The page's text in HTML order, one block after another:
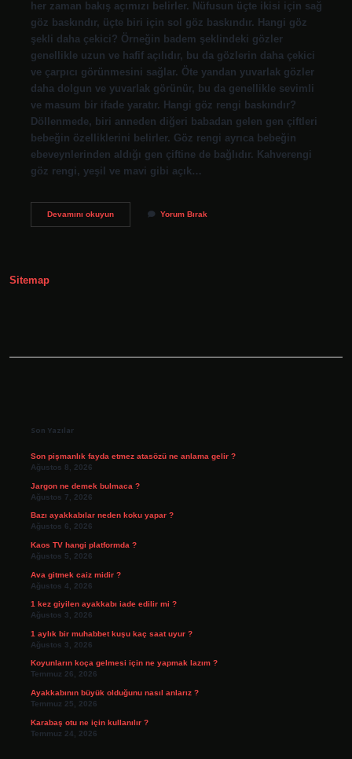
her zaman bakış açımızı belirler. Nüfusun üçte ikisi için sağ
göz baskındır, üçte biri için sol göz baskındır. Hangi göz
şekli daha çekici? Örneğin badem şeklindeki gözler
genellikle uzun ve hafif açılıdır, bu da gözlerin daha çekici
ve çarpıcı görünmesini sağlar. Öte yandan yuvarlak gözler
daha dolgun ve yuvarlak görünür, bu da genellikle sevimli
ve masum bir ifade yaratır. Hangi göz rengi baskındır?
Döllenmede, biri anneden diğeri babadan gelen gen çiftleri
bebeğin özelliklerini belirler. Göz rengi ayrıca bebeğin
ebeveynlerinden aldığı gen çiftine de bağlıdır. Kahverengi
göz rengi, yeşil ve mavi gibi açık…
Devamını okuyunHangi
Yorum Bırak
Sitemap
Son Yazılar
Son pişmanlık fayda etmez atasözü ne anlama gelir ?
Ağustos 8, 2026
Jargon ne demek bulmaca ?
Ağustos 7, 2026
Bazı ayakkabılar neden koku yapar ?
Ağustos 6, 2026
Kaos TV hangi platformda ?
Ağustos 5, 2026
Ava gitmek caiz midir ?
Ağustos 4, 2026
1 kez giyilen ayakkabı iade edilir mi ?
Ağustos 3, 2026
1 aylık bir muhabbet kuşu kaç saat uyur ?
Ağustos 3, 2026
Koyunların koça gelmesi için ne yapmak lazım ?
Temmuz 26, 2026
Ayakkabının büyük olduğunu nasıl anlarız ?
Temmuz 25, 2026
Karabaş otu ne için kullanılır ?
Temmuz 24, 2026